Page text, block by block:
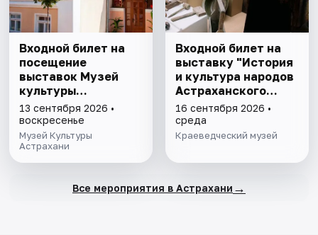
Входной билет на
посещение
выставок Музей
культуры
Астрахани
13 сентября 2026 •
воскресенье
Музей Культуры
Астрахани
Входной билет на
выставку "История
и культура народов
Астраханского
края"
16 сентября 2026 •
среда
Краеведческий музей
Все мероприятия в Астрахани →